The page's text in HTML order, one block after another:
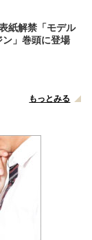
紙解禁「モデル
」巻頭に登場
もっとみる